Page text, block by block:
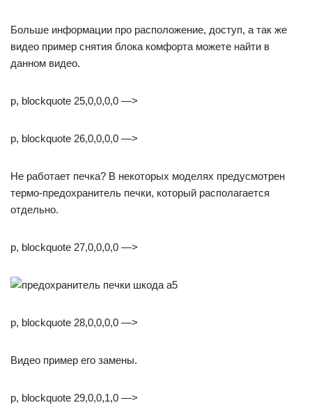
Больше информации про расположение, доступ, а так же
видео пример снятия блока комфорта можете найти в
данном видео.
p, blockquote 25,0,0,0,0 —>
p, blockquote 26,0,0,0,0 —>
Не работает печка? В некоторых моделях предусмотрен
термо-предохранитель печки, который располагается
отдельно.
p, blockquote 27,0,0,0,0 —>
p, blockquote 28,0,0,0,0 —>
Видео пример его замены.
p, blockquote 29,0,0,1,0 —>